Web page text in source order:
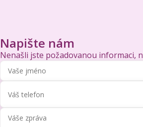
Napište nám
Nenašli jste požadovanou informaci,